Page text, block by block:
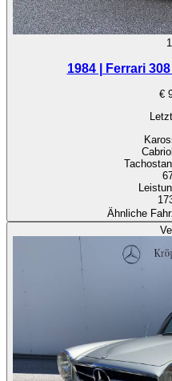
1
1984 | Ferrari
€
Ähnliche